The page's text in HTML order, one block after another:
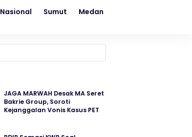
Nasional Sumut Medan
JAGA MARWAH Desak MA Seret
Bakrie Group, Soroti
Kejanggalan Vonis Kasus PET